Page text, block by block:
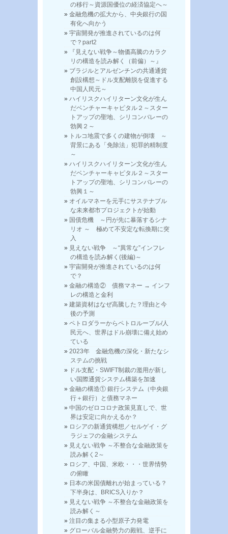
の移行～資源国優位の経済協定へ～
金融危機の拡大から、中央銀行の国
有化へ向かう
宇宙開発が推進されているのは何
で？part2
『見えない戦争～物価高騰のカラク
リの構造を読み解く（前偏）～』
ブラジルとアルゼンチンの共通通貨
創設構想～ドル支配離脱を促進する
中国人民元～
ハイリスクハイリターン文化が生ん
だベンチャーキャピタル２～スター
トアップの聖地、シリコンバレーの
勃興２～
トルコ地震で多くの建物が倒壊 ～
背景にある「免除法」犯罪的精制度
～
ハイリスクハイリターン文化が生ん
だベンチャーキャピタル２～スター
トアップの聖地、シリコンバレーの
勃興１～
オイルマネーを元手にサステナブル
な未来都市プロジェクトが始動
国債危機 ～円が先に暴落するシナ
リオ ～ 極めて不安定な転換期に突
入
見えない戦争 ～“異常な”インフレ
の構造を読み解く(後編)～
宇宙開発が推進されているのは何
で？
金融の構造② 債務マネー → インフ
レの構造と金利
建築資材はなぜ高騰した？理由と今
後の予測
ペトロダラーからペトロルーブル/人
民元へ、世界はドル崩壊に備え始め
ている
2023年 金融危機の深化・新たなシ
ステムの挑戦
ドル支配・SWIFT制裁の濫用が新し
い国際通貨システム構築を加速
金融の構造① 銀行システム（中央銀
行＋銀行）と債務マネー
中国のゼロコロナ政策見直しで、世
界は安定に向かえるか？
ロシアの新通貨構想／セルゲイ・グ
ラジェフの金融システム
見えない戦争 ～不整合な金融政策を
読み解く2～
ロシア、中国、米欧・・・世界情勢
の俯瞰
日本の米国債離れが始まっている？
下半身は、BRICS入りか？
見えない戦争 ～不整合な金融政策を
読み解く～
注目の集まる小型原子力発電
グローバル金融勢力の殿戦、逆手に